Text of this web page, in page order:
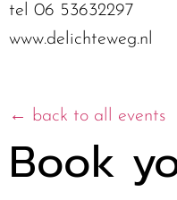
tel 06 53632297
www.delichteweg.nl
← back to all events
Book